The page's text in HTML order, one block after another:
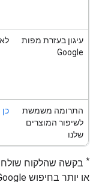
עיגון בעזרת מפות
Google
התרומה משמשת
לשיפור המוצרים
שלנו
כן
*